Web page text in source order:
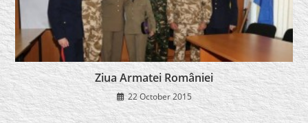
Ziua Armatei României
22 October 2015